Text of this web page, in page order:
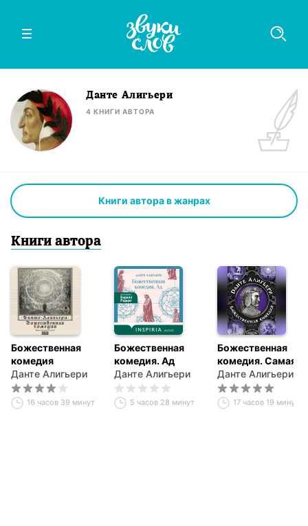
Данте Алигьери
4 КНИГИ АВТОРА
Книги автора в жанрах
Книги автора
Божественная
комедия
Данте Алигьери
16 часов 39 минут
Божественная
комедия. Ад
Данте Алигьери
5 часов 28 минут
Божественная
комедия. Самая
полная версия
Данте Алигьери
17 часов 19 минут